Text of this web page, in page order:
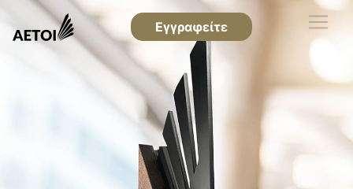
Εγγραφείτε